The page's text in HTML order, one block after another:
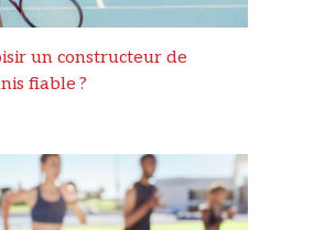
un constructeur de
fiable ?